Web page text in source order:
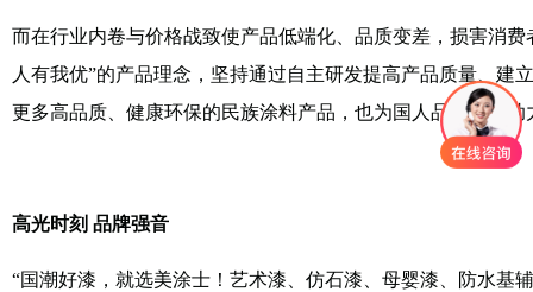
而在行业内卷与价格战致使产品低端化、品质变差，损害消
人有我优”的产品理念，坚持通过自主研发提高产品质量、建
更多高品质、健康环保的民族涂料产品，也为国人品质生活
高光时刻 品牌强音
“国潮好漆，就选美涂士！艺术漆、仿石漆、母婴漆、防水基